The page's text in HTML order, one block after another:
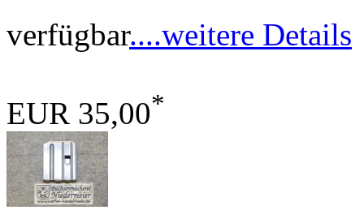
verfügbar....weitere Details
EUR 35,00*